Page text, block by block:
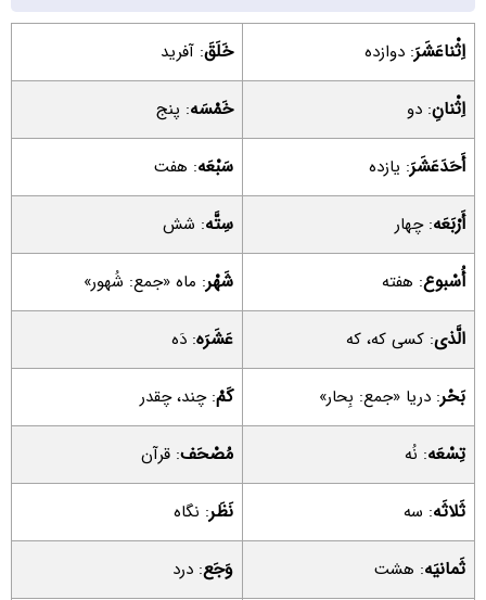
اِثْناعَشَرَ: دوازده خَلَقَ: آفرید
اِثْنانِ: دو خَمْسَه: پنج
أَحَدَعَشَرَ: یازده سَبْعَه: هفت
أَرْبَعَه: چهار سِتَّه: شش
أُسْبوع: هفته شَهْر: ماه «جمع: شُهور»
الَّذی: کسی که، که عَشَرَه: دَه
بَحْر: دریا «جمع: بِحار» کَمْ: چند، چقدر
تِسْعَه: نُه مُصْحَف: قرآن
ثَلاثَه: سه نَظَر: نگاه
ثَمانیَه: هشت وَجَع: درد